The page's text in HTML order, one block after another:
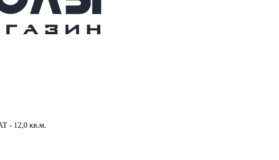
- 12,0 кв.м.